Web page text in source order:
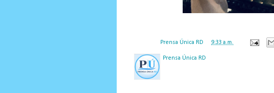
Prensa Única RD 9:33 a.m.
Prensa Única RD